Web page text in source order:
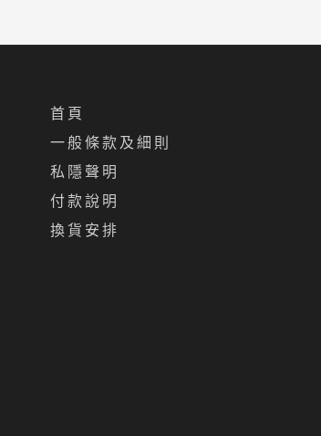
首頁
一般條款及細則
私隱聲明
付款說明
換貨安排